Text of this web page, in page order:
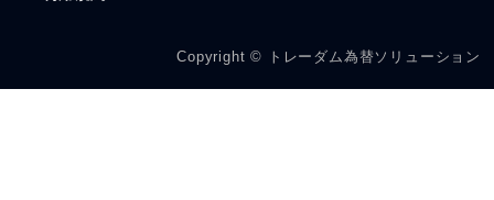
Copyright © トレーダム為替ソリューション